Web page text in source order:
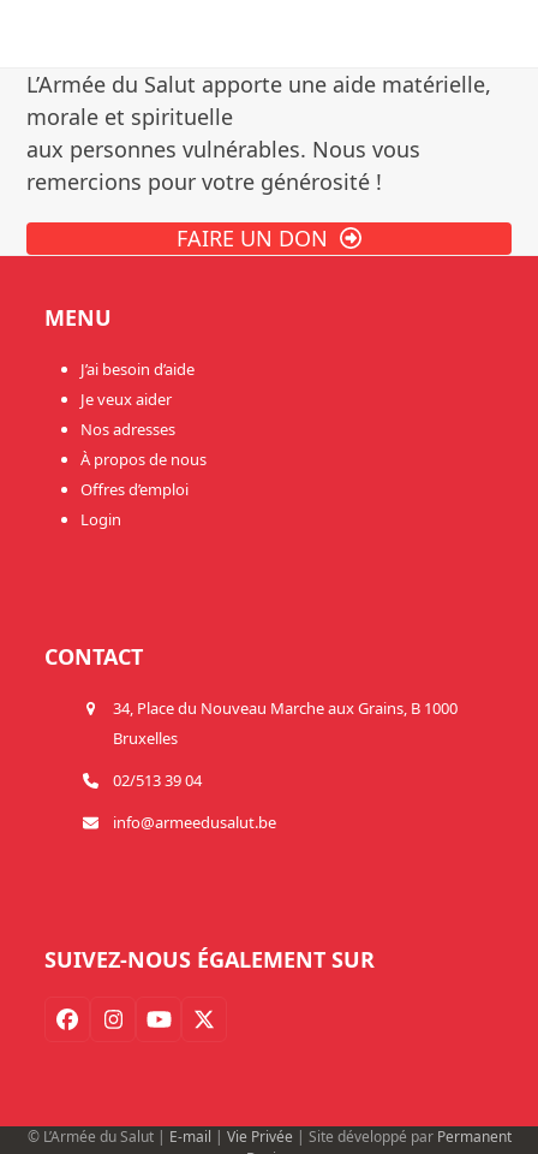
L’Armée du Salut apporte une aide matérielle,
morale et spirituelle
aux personnes vulnérables. Nous vous
remercions pour votre générosité !
FAIRE UN DON
MENU
J’ai besoin d’aide
Je veux aider
Nos adresses
À propos de nous
Offres d’emploi
Login
CONTACT
34, Place du Nouveau Marche aux Grains, B 1000
Bruxelles
02/513 39 04
info@armeedusalut.be
SUIVEZ-NOUS ÉGALEMENT SUR
© L’Armée du Salut | E-mail | Vie Privée | Site développé par Permanent